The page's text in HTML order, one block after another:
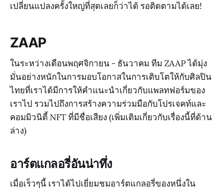
เปลี่ยนแปลงครั้งใหญ่ที่สุดเลยก็ว่าได้ รอติดตามได้เลย!
ZAAP
ในระหว่างเดือนพฤศจิกายน - ธันวาคม ทีม ZAAP ได้มุ่ง
มั่นอย่างหนักในการมอบโอกาสในการเติบโตให้กับศิลปิน
ไทยที่เราได้มีการให้คำแนะนำเกี่ยวกับแพลทฟอร์มของ
เราไป รวมไปถึงการสร้างความร่วมมือกับโปรเจคท์และ
คอมมิวนิตี้ NFT ที่มีชื่อเสียง (เพิ่มเติมเกี่ยวกับเรื่องนี้ที่ด้าน
ล่าง)
อาร์ตแกลอรี่อันน่าทึ่ง
เมื่อเร็วๆนี้ เราได้ไปเยี่ยมชมอาร์ตแกลอรี่ของหนึ่งใน